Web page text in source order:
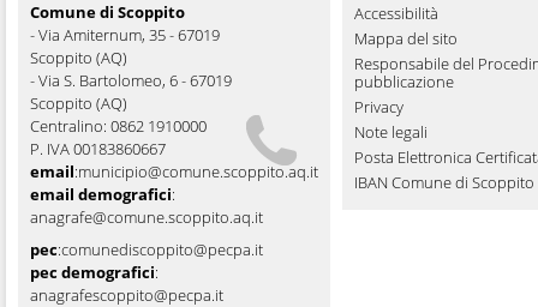
Comune di Scoppito
- Via Amiternum, 35 - 67019
Scoppito (AQ)
- Via S. Bartolomeo, 6 - 67019
Scoppito (AQ)
Centralino: 0862 1910000
P. IVA 00183860667
email:municipio@comune.scoppito.aq.it
email demografici:
anagrafe@comune.scoppito.aq.it
pec:comunediscoppito@pecpa.it
pec demografici:
anagrafescoppito@pecpa.it
Accessibilità
Mappa del sito
Responsabile del
pubblicazione
Privacy
Note legali
Posta Elettronica
IBAN Comune di Scoppito